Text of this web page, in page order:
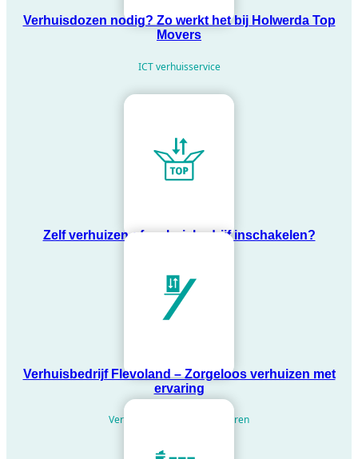
Verhuisdozen nodig? Zo werkt het bij Holwerda Top
Movers
ICT verhuisservice
Zelf verhuizen of verhuisbedrijf inschakelen?
Verhuisbedrijf Flevoland – Zorgeloos verhuizen met
ervaring
Verhuislift met personeel huren